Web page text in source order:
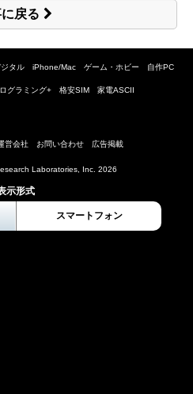
戻る
タル iPhone/Mac ゲーム・ホビー 自作PC
グラミング+ 格安SIM 家電ASCII
営会社 お問い合わせ 広告掲載
Laboratories, Inc. 2026
示形式
スマートフォン